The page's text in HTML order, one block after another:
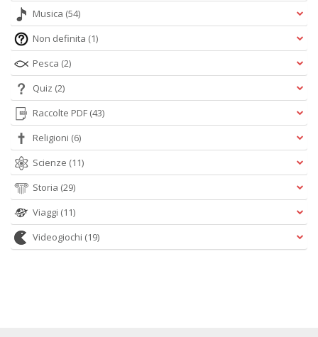
Musica (54)
Non definita (1)
Pesca (2)
Quiz (2)
Raccolte PDF (43)
Religioni (6)
Scienze (11)
Storia (29)
Viaggi (11)
Videogiochi (19)